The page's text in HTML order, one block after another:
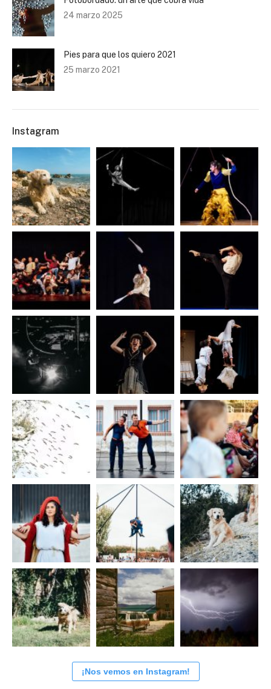
24 marzo 2025
Pies para que los quiero 2021
25 marzo 2021
Instagram
¡Nos vemos en Instagram!